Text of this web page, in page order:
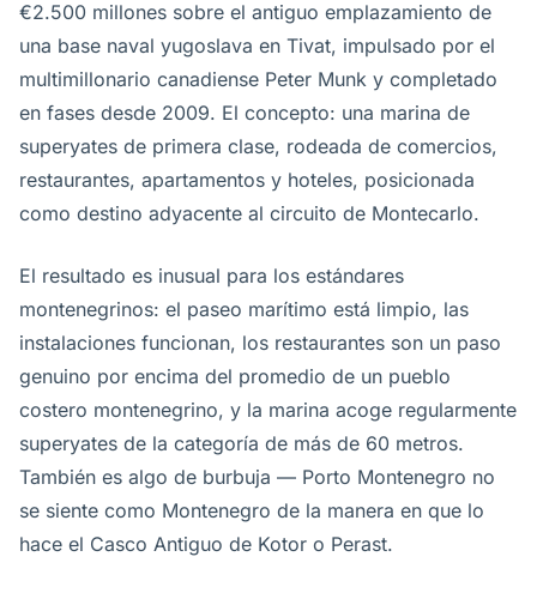
€2.500 millones sobre el antiguo emplazamiento de
una base naval yugoslava en Tivat, impulsado por el
multimillonario canadiense Peter Munk y completado
en fases desde 2009. El concepto: una marina de
superyates de primera clase, rodeada de comercios,
restaurantes, apartamentos y hoteles, posicionada
como destino adyacente al circuito de Montecarlo.
El resultado es inusual para los estándares
montenegrinos: el paseo marítimo está limpio, las
instalaciones funcionan, los restaurantes son un paso
genuino por encima del promedio de un pueblo
costero montenegrino, y la marina acoge regularmente
superyates de la categoría de más de 60 metros.
También es algo de burbuja — Porto Montenegro no
se siente como Montenegro de la manera en que lo
hace el Casco Antiguo de Kotor o Perast.